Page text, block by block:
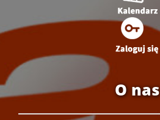
O nas